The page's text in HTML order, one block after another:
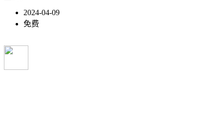
2024-04-09
免费